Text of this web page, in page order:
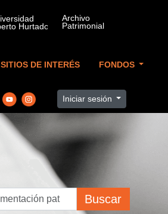
SITIOS DE INTERÉS FONDOS
Iniciar sesión
Buscar